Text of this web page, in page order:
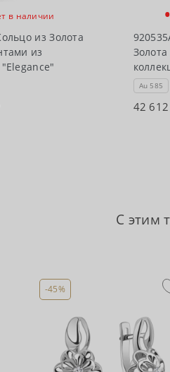
в наличии
из Золота
из
•
Au 585
42
С этим
-45%